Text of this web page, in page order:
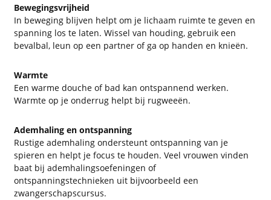
Bewegingsvrijheid
In beweging blijven helpt om je lichaam ruimte te geven en
spanning los te laten. Wissel van houding, gebruik een
bevalbal, leun op een partner of ga op handen en knieën.
Warmte
Een warme douche of bad kan ontspannend werken.
Warmte op je onderrug helpt bij rugweeën.
Ademhaling en ontspanning
Rustige ademhaling ondersteunt ontspanning van je
spieren en helpt je focus te houden. Veel vrouwen vinden
baat bij ademhalingsoefeningen of
ontspanningstechnieken uit bijvoorbeeld een
zwangerschapscursus.